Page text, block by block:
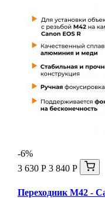
-6%
3 630 Р 3 840 Р
Переходник M42 -